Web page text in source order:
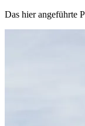
Das hier angeführte